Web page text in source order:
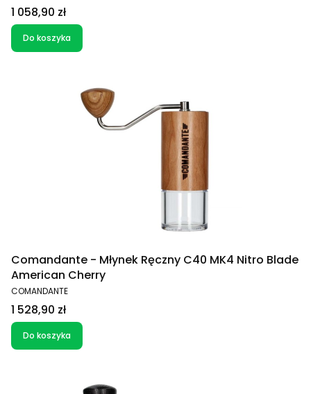
Cena
1 058,90 zł
Do koszyka
Comandante - Młynek Ręczny C40 MK4 Nitro Blade
American Cherry
PRODUCENT
COMANDANTE
Cena
1 528,90 zł
Do koszyka